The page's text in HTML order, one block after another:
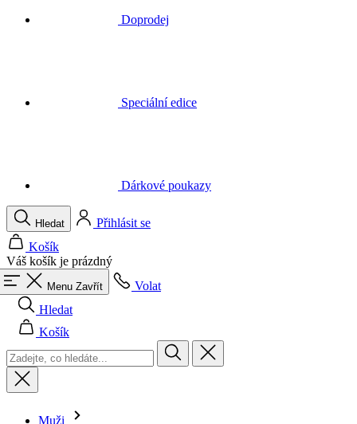
Váš košík je prázdný
Menu Zavřít
Volat
Hledat
Košík
Muži
Vše v kategorii Muži